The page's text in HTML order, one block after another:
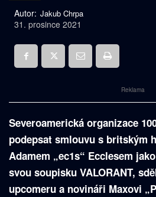
Autor: Jakub Chrpa
31. prosince 2021
Reklama
Severoamerická organizace
podepsat smlouvu s britským
Adamem „ec1s“ Ecclesem
svou soupisku VALORANT,
upcomeru a novináři Maxovi